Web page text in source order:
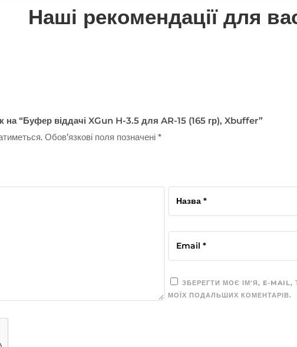
Наші рекомендації для
на “Буфер віддачі XGun H-3.5 для AR-15 (165 гр), Xbuffer”
Обов’язкові поля позначені*
ЗБЕРЕГТИ МОЄ ІМ'Я, E-
МОЇХ ПОДАЛЬШИХ КОМЕНТАРІВ.